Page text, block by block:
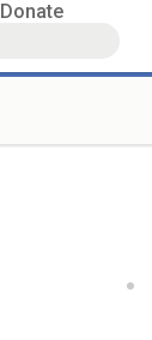
Donate